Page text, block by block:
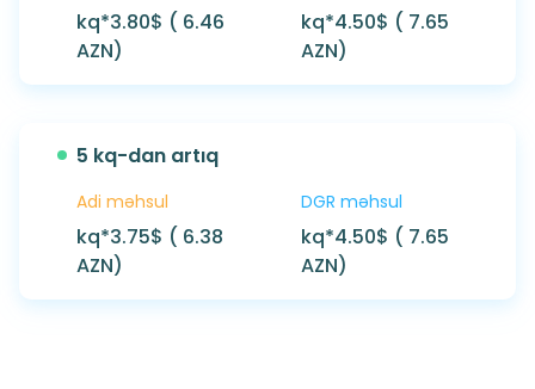
kq*3.80$ ( 6.46
AZN)
kq*4.50$ ( 7.65
AZN)
5 kq-dan artıq
Adi məhsul
kq*3.75$ ( 6.38
AZN)
DGR məhsul
kq*4.50$ ( 7.65
AZN)